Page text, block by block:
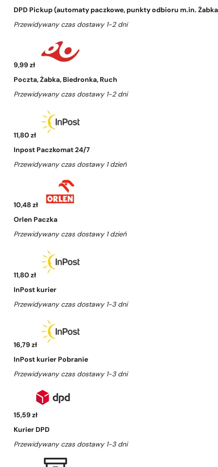
DPD Pickup (automaty paczkowe, punkty odbioru m.in.
Przewidywany czas dostawy 1-2 dni
9,99 zł
Poczta, Żabka, Biedronka, Ruch
Przewidywany czas dostawy 1-2 dni
11,80 zł
Inpost Paczkomat 24/7
Przewidywany czas dostawy 1 dzień
10,48 zł
Orlen Paczka
Przewidywany czas dostawy 1 dzień
11,80 zł
InPost kurier
Przewidywany czas dostawy 1-3 dni
16,79 zł
InPost kurier Pobranie
Przewidywany czas dostawy 1-3 dni
15,59 zł
Kurier DPD
Przewidywany czas dostawy 1-3 dni